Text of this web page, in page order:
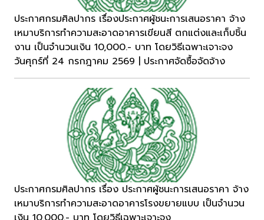
ประกาศกรมศิลปากร เรื่องประกาศผู้ชนะการเสนอราคา จ้าง
เหมาบริการทำความสะอาดอาคารเขียนสี ตกแต่งและเก็บชิ้น
งาน เป็นจำนวนเงิน 10,000.- บาท โดยวิธีเฉพาะเจาะจง
วันศุกร์ที่ 24 กรกฎาคม 2569 | ประกาศจัดซื้อจัดจ้าง
ประกาศกรมศิลปากร เรื่อง ประกาศผู้ชนะการเสนอราคา จ้าง
เหมาบริการทำความสะอาดอาคารโรงขยายแบบ เป็นจำนวน